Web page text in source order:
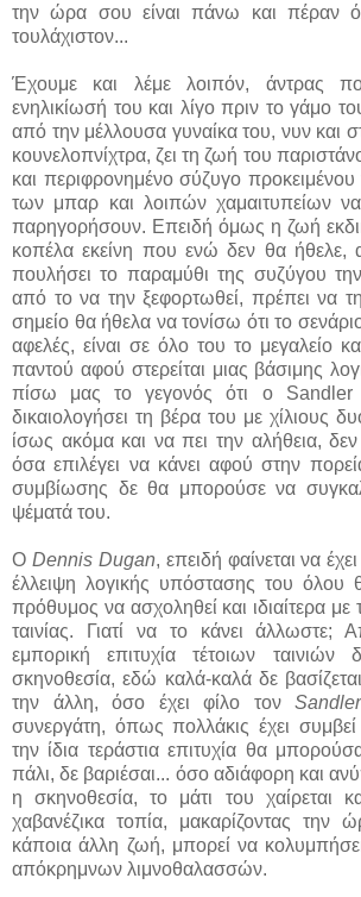
την ώρα σου είναι πάνω και πέραν
τουλάχιστον...
Έχουμε και λέμε λοιπόν, άντρας
ενηλικίωσή του και λίγο πριν το γάμο
από την μέλλουσα γυναίκα του, νυν και
κουνελοπνίχτρα, ζει τη ζωή του
και περιφρονημένο σύζυγο
των μπαρ και λοιπών χαμαιτυπείων
παρηγορήσουν. Επειδή όμως η ζωή
κοπέλα εκείνη που ενώ δεν θα ήθελε,
πουλήσει το παραμύθι της συζύγου
από το να την ξεφορτωθεί, πρέπει να
σημείο θα ήθελα να τονίσω ότι το
αφελές, είναι σε όλο του το μεγαλείο
παντού αφού στερείται μιας βάσιμης
πίσω μας το γεγονός ότι ο
δικαιολογήσει τη βέρα του με χίλιους
ίσως ακόμα και να πει την αλήθεια,
όσα επιλέγει να κάνει αφού στην
συμβίωσης δε θα μπορούσε να
ψέματά του.
Ο Dennis Dugan, επειδή φαίνεται να
έλλειψη λογικής υπόστασης του όλου
πρόθυμος να ασχοληθεί και ιδιαίτερα με
ταινίας. Γιατί να το κάνει
εμπορική επιτυχία τέτοιων ταινιών
σκηνοθεσία, εδώ καλά-καλά δε
την άλλη, όσο έχει φίλο τον
συνεργάτη, όπως πολλάκις έχει
την ίδια τεράστια επιτυχία θα
πάλι, δε βαριέσαι... όσο αδιάφορη και
η σκηνοθεσία, το μάτι του χαίρεται
χαβανέζικα τοπία, μακαρίζοντας την
κάποια άλλη ζωή, μπορεί να
απόκρημνων λιμνοθαλασσών.